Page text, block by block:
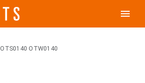
menu
OTS0140 OTW0140